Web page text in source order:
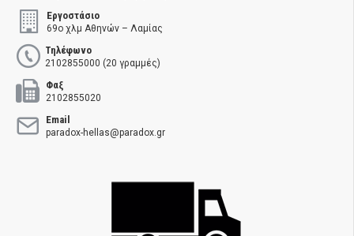
Εργοστάσιο
69ο χλμ Αθηνών – Λαμίας
Τηλέφωνο
2102855000 (20 γραμμές)
Φαξ
2102855020
Email
paradox-hellas@paradox.gr